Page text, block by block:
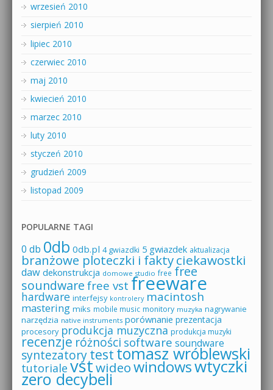
wrzesień 2010
sierpień 2010
lipiec 2010
czerwiec 2010
maj 2010
kwiecień 2010
marzec 2010
luty 2010
styczeń 2010
grudzień 2009
listopad 2009
POPULARNE TAGI
0 db 0db 0db.pl 4 gwiazdki 5 gwiazdek aktualizacja
branżowe ploteczki i faktyciekawostki
daw dekonstrukcja domowe studio free free
soundware free vst freeware
hardware interfejsy kontrolery macintosh
mastering miks mobile music monitory muzyka nagrywanie
narzędzia native instruments porównanie prezentacja
procesory produkcja muzyczna produkcja muzyki
recenzje różności software soundware
syntezatorytesttomasz wróblewski
tutoriale vstwideowindowswtyczki
zero decybeli